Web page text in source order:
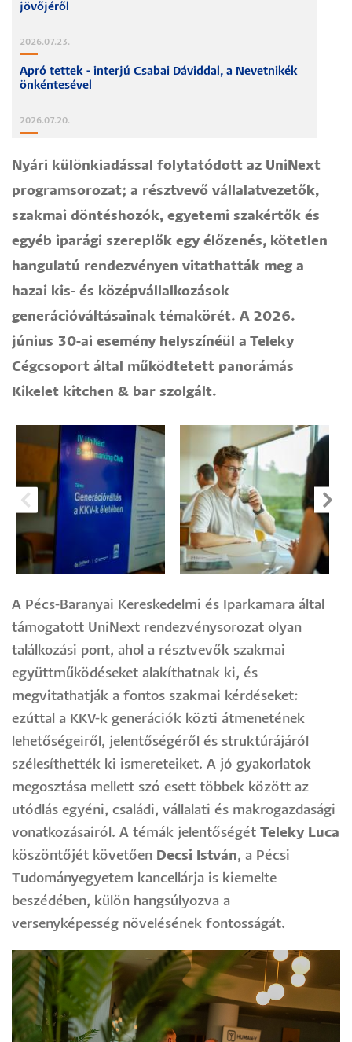
jövőjéről
2026.07.23.
Apró tettek - interjú Csabai Dáviddal, a Nevetnikék
önkéntesével
2026.07.20.
Nyári különkiadással folytatódott az UniNext
programsorozat; a résztvevő vállalatvezetők,
szakmai döntéshozók, egyetemi szakértők és
egyéb iparági szereplők egy élőzenés, kötetlen
hangulatú rendezvényen vitathatták meg a
hazai kis- és középvállalkozások
generációváltásainak témakörét. A 2026.
június 30-ai esemény helyszínéül a Teleky
Cégcsoport által működtetett panorámás
Kikelet kitchen & bar szolgált.
A Pécs-Baranyai Kereskedelmi és Iparkamara által
támogatott UniNext rendezvénysorozat olyan
találkozási pont, ahol a résztvevők szakmai
együttműködéseket alakíthatnak ki, és
megvitathatják a fontos szakmai kérdéseket:
ezúttal a KKV-k generációk közti átmenetének
lehetőségeiről, jelentőségéről és struktúrájáról
szélesíthették ki ismereteiket. A jó gyakorlatok
megosztása mellett szó esett többek között az
utódlás egyéni, családi, vállalati és makrogazdasági
vonatkozásairól. A témák jelentőségét Teleky Luca
köszöntőjét követően Decsi István, a Pécsi
Tudományegyetem kancellárja is kiemelte
beszédében, külön hangsúlyozva a
versenyképesség növelésének fontosságát.